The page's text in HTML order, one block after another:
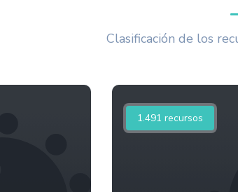
Clasificación de los
1.491 recursos